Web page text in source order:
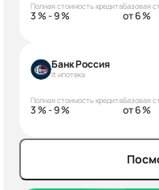
Полная стоимость кредита
3 % - 9 %
Базовая
от 6 %
Банк Россия
It ипотека
Полная стоимость кредита
3 % - 9 %
Базовая
от 6 %